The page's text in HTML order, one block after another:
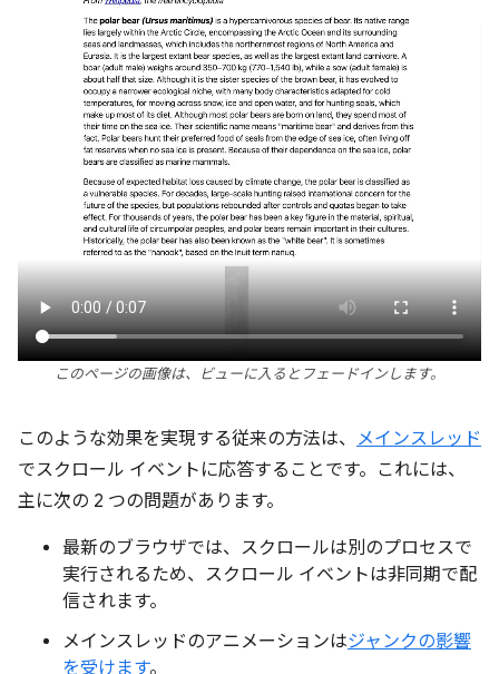
このページの画像は、ビューに入るとフェードインします。
このような効果を実現する従来の方法は、 メインスレッド
でスクロール イベントに応答することです。これには、
主に次の 2 つの問題があります。
最新のブラウザでは、スクロールは別のプロセスで
実行されるため、スクロール イベントは非同期で配
信されます。
メインスレッドのアニメーションはジャンクの影響
を受けます。